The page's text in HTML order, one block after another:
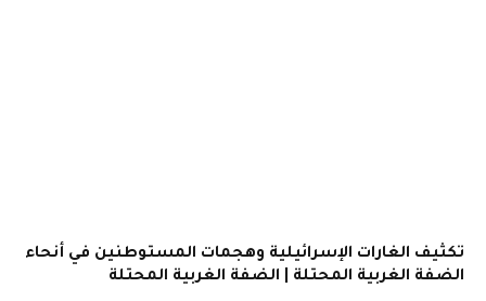
تكثيف الغارات الإسرائيلية وهجمات المستوطنين في أنحاء
الضفة الغربية المحتلة | الضفة الغربية المحتلة